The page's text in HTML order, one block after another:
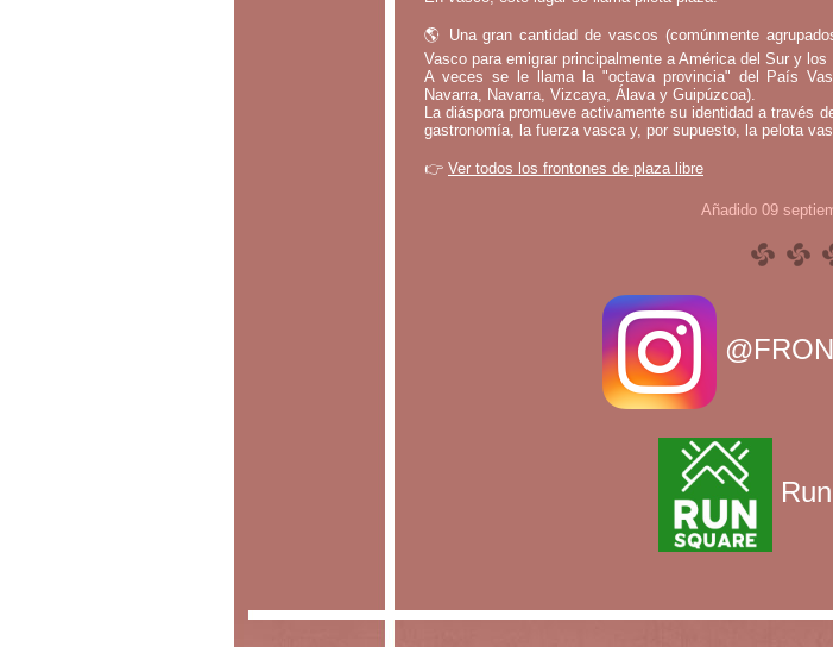
🌎 Una gran cantidad de vascos (comúnmente
Vasco para emigrar principalmente a América del Sur y los
A veces se le llama la "octava provincia" del País
Navarra, Navarra, Vizcaya, Álava y Guipúzcoa).
La diáspora promueve activamente su identidad a través
gastronomía, la fuerza vasca y, por supuesto, la pelota
👉 Ver todos los frontones de plaza libre
Añadido 09